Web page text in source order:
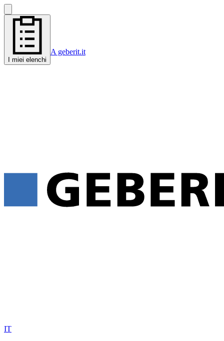
I miei elenchi
A geberit.it
IT